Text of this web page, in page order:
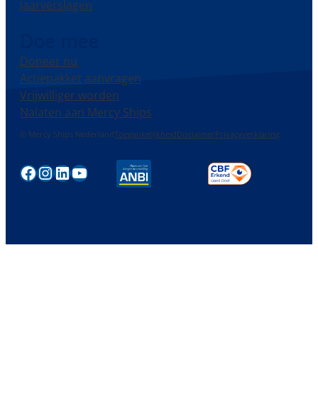
Jaarverslagen
Doneer nu
Actiepakket aanvragen
Vrijwilliger worden
Nalaten aan Mercy Ships
© Mercy Ships NederlandToegankelijkheidDisclaimerPrivacyverklaring
Facebook
Instagram
LinkedIn
YouTube